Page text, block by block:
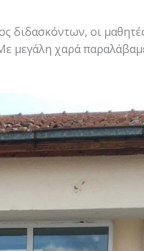
οι
μεγάλη χαρά